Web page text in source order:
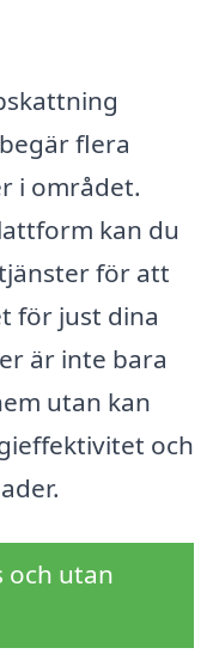
flera
i området.
kan du
för att
för just dina
är inte bara
utan kan
och
och utan